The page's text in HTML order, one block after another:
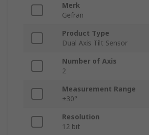
Merk
Gefran
Product Type
Dual Axis Tilt Sensor
Number of Axis
2
Measurement Range
±30°
Resolution
12 bit